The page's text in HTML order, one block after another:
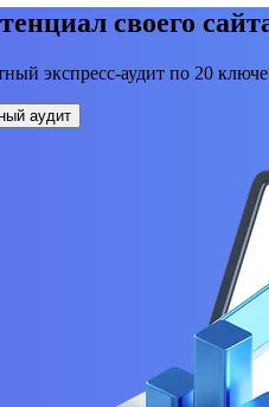
своего
экспресс-аудит по 20
аудит